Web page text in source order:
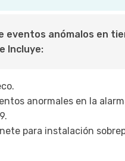
anómalos en
Incluye:
anormales en la
para instalación